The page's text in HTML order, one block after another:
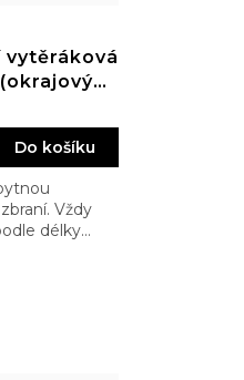
Do košíku
Vždy
délky